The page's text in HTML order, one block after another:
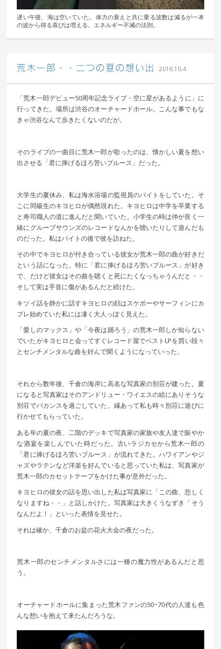
遅い午後、海は空いていた。体力の衰えと共に乗る波数は減るが一本
の波から得る喜びは増える。エネルギー不滅の法則。
荒木一郎・・二つの夏の想い出 2016.10.4
年10月13
「荒木一郎デビュー50周年記念ライブ・空に星があるように」に
行ってきた。場所は渋谷のオーチャードホール。こんな事でもな
きゃ渋谷なんて歩きたくないのだが。
そのライブの一曲目に荒木一郎が歌ったのは、懐かしい夏を想い
出させる「君に捧げるほろ苦いブルース」だった。
大学生の夏休み、私は海水浴場の監視員のバイトをしていた。そ
こに同級生のキヨヒロが偶然現れた。キヨヒロは中学を卒業する
と寿司職人の道に進んだと聞いていた。小学生の時は仲が良く一
緒にグループサウンズのレコードなんかを聴いたりして遊んだも
のだった。私はバイトの後で彼を訪ねた。
その中でキヨヒロが付き合っている彼女が荒木一郎の曲が好きだ
という話になった。特に「君に捧げるほろ苦いブルース」が好き
で、だけど彼女はその曲を聴くと死にたくなっちゃうんだと・・
そして実は手首に傷があるんだと続けた。
キツイ話を静かに話すキヨヒロの顔はスケボーやサーフィンにカ
ブレ始めていた私には凄く大人っぽく見えた。
「愛しのマックス」や「今夜は踊ろう」の荒木一郎しか知らない
でいたがキヨヒロと会ってすぐレコード屋でベストLPを買い段々
とセンチメンタルな曲を好んで聞くようになっていった。
それから数年後、千倉の海岸に高名な写真家の別荘が建った。夏
になると写真家はそのアンドリュー・ワイエスの絵にありそうな
別荘でバカンスを過ごしていた。縁あって私も時々別荘に遊びに
行かせてもらっていた。
ある年の夏の夜、二階のデッキで写真家の家族や友人達で賑やか
な酒宴を楽しんでいた時だった。古いラジカセから荒木一郎の
「君に捧げるほろ苦いブルース」が流れてきた。ハワイアンやジ
ャズやラテンなど洋楽を好んでいると思っていた私は、写真家が
荒木一郎のカセットテープをかけた事が意外だった。
キヨヒロの彼女の話を思い出した私は写真家に「この曲、悲しく
なりますね・・」と話しかけた。写真家は大きくうなずき「そう
なんだよ！」といった表情を見せた。
それは確か、千倉のお盆の花火大会の夜だった。
荒木一郎のセンチメンタルさには一種の魔力性があるんだと思
う。
オーチャードホールに集まった荒木ファンの50~70代の人達も色
んな想いを抱えて来たんだろうな。